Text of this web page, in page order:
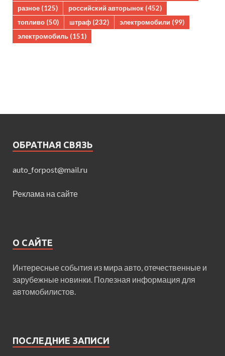
разное (125) российский авторынок (452)
топливо (50) штраф (232) электромобили (99)
электромобиль (151)
ОБРАТНАЯ СВЯЗЬ
auto_forpost@mail.ru
Реклама на сайте
О САЙТЕ
Интересные события из мира авто, отечественные и
зарубежные новинки. Полезная информация для
автомобилистов.
ПОСЛЕДНИЕ ЗАПИСИ